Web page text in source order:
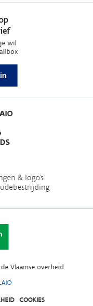
wil
& logo's
Vlaamse overheid
COOKIES